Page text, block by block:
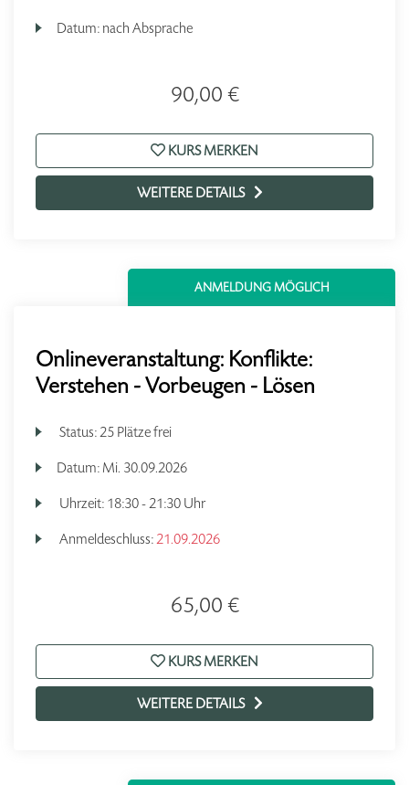
Datum: nach Absprache
90,00 €
KURS MERKEN
WEITERE DETAILS
ANMELDUNG MÖGLICH
Onlineveranstaltung: Konflikte:
Verstehen - Vorbeugen - Lösen
Status:25 Plätze frei
Datum: Mi. 30.09.2026
Uhrzeit: 18:30 - 21:30 Uhr
Anmeldeschluss:21.09.2026
65,00 €
KURS MERKEN
WEITERE DETAILS